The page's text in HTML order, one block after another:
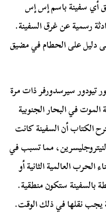
لم يتم توثيق أي سفينة باسم إس إس
رسمية عن غرق السفينة.
دليل على الحطام في مضيق
تيودور سيرسدورفر ذات مرة
سفينة الموت في البحار الجنوبية
الكتاب أن السفينة كانت
مما تسبب في
الحرب العالمية الثانية أو
بالسفينة ستكون منطقية.
نقلها في ذلك الوقت.